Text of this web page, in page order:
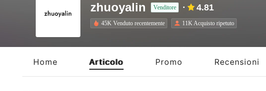
zhuoyalin Venditore 4.81
45K Venduto recentemente 11K Acquisto ripetuto
Home Articolo Promo Recensioni